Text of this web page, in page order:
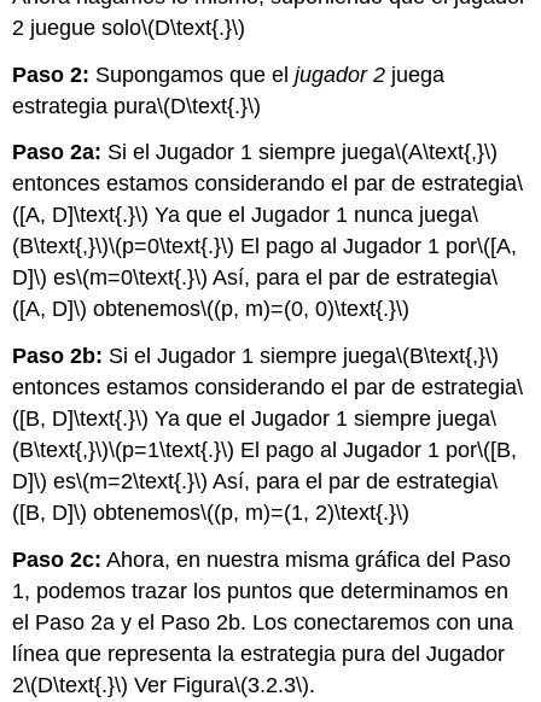
2 juegue solo\(D\text{.}\)
Paso 2: Supongamos que eljugador 2 juega
estrategia pura\(D\text{.}\)
Paso 2a: Si el Jugador 1 siempre juega\(A\text{,}\)
entonces estamos considerando el par de estrategia\
([A, D]\text{.}\) Ya que el Jugador 1 nunca juega\
(B\text{,}\)\(p=0\text{.}\) El pago al Jugador 1 por\([A,
D]\) es\(m=0\text{.}\) Así, para el par de estrategia\
([A, D]\) obtenemos\((p, m)=(0, 0)\text{.}\)
Paso 2b: Si el Jugador 1 siempre juega\(B\text{,}\)
entonces estamos considerando el par de estrategia\
([B, D]\text{.}\) Ya que el Jugador 1 siempre juega\
(B\text{,}\)\(p=1\text{.}\) El pago al Jugador 1 por\([B,
D]\) es\(m=2\text{.}\) Así, para el par de estrategia\
([B, D]\) obtenemos\((p, m)=(1, 2)\text{.}\)
Paso 2c: Ahora, en nuestra misma gráfica del Paso
1, podemos trazar los puntos que determinamos en
el Paso 2a y el Paso 2b. Los conectaremos con una
línea que representa la estrategia pura del Jugador
2\(D\text{.}\) Ver Figura\(3.2.3\).